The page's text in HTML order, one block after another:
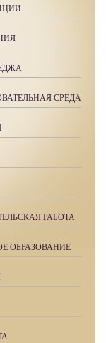
СРЕДА
РАБОТА
ОБРАЗОВАНИЕ